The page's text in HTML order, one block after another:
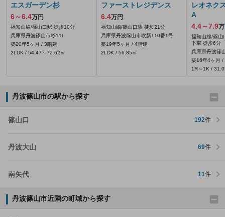
エスガーデン杉
6～6.4万円
福知山線/篠山口駅 徒歩10分
兵庫県丹波篠山市杉116
築20年5ヶ月 / 3階建
2LDK / 54.47～72.62㎡
ファーストレジデンス
6.4万円
福知山線/篠山口駅 徒歩21分
兵庫県丹波篠山市吹新110番1号
築19年5ヶ月 / 4階建
2LDK / 56.85㎡
レオネク
A
4.4～7.9
福知山線/篠山
下車 徒歩6分
兵庫県丹波篠
築16年4ヶ月 /
1R～1K /
丹波篠山市の駅から探す
篠山口 192件
丹波大山 69件
南矢代 11件
丹波篠山市近隣の町域から探す